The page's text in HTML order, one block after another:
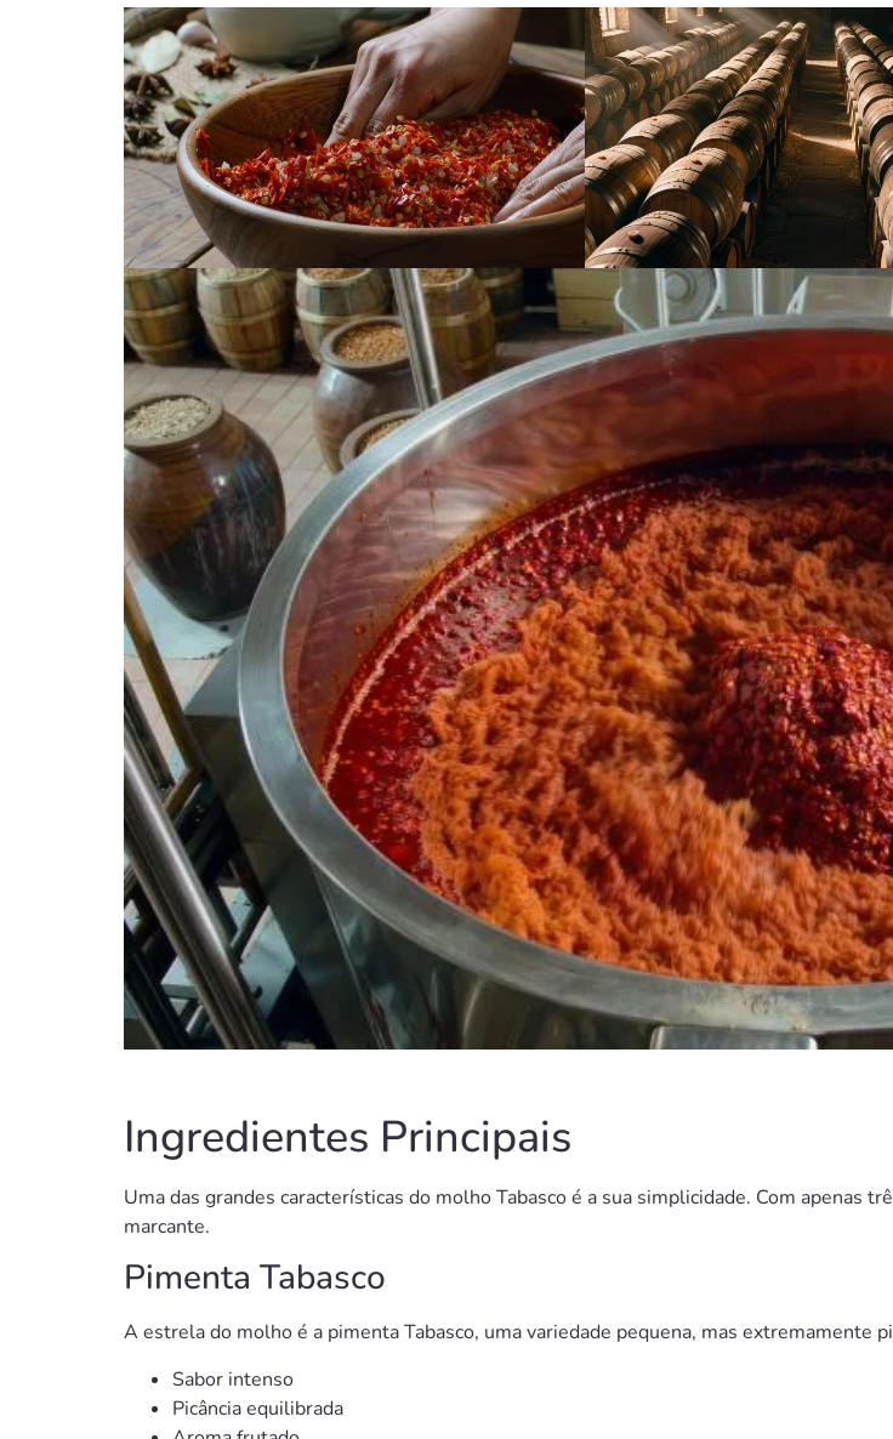
Ingredientes Principais
Uma das grandes características do molho Tabasco é a sua simplicidade. Com apenas
marcante.
Pimenta Tabasco
A estrela do molho é a pimenta Tabasco, uma variedade pequena, mas extremamente
Sabor intenso
Picância equilibrada